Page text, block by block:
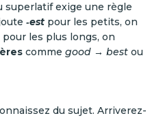
superlatif exige une règle
‑est pour les petits, on
pour les plus longs, on
comme good → best ou
du sujet. Arriverez-